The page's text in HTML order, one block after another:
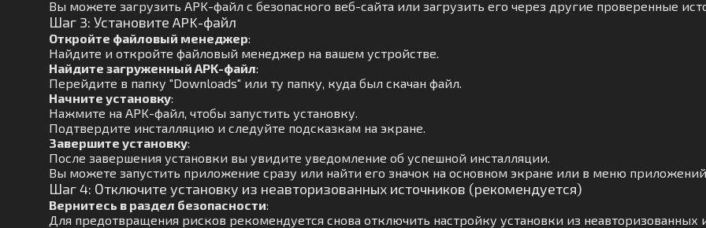
Вы можете загрузить APK-файл с безопасного веб-сайта или загрузить его через другие проверенные
Шаг 3: Установите APK-файл
Откройте файловый менеджер:
Найдите и откройте файловый менеджер на вашем устройстве.
Найдите загруженный APK-файл:
Перейдите в папку "Downloads" или ту папку, куда был скачан файл.
Начните установку:
Нажмите на APK-файл, чтобы запустить установку.
Подтвердите инсталляцию и следуйте подсказкам на экране.
Завершите установку:
После завершения установки вы увидите уведомление об успешной инсталляции.
Вы можете запустить приложение сразу или найти его значок на основном экране или в меню
Шаг 4: Отключите установку из неавторизованных источников (рекомендуется)
Вернитесь в раздел безопасности:
Для предотвращения рисков рекомендуется снова отключить настройку установки из неавторизованных